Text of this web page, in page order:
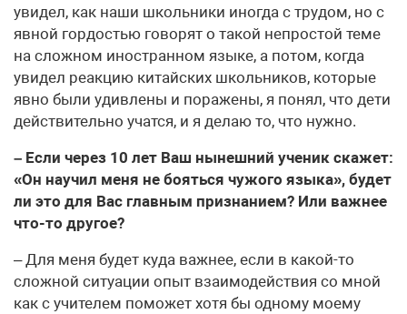
увидел, как наши школьники иногда с трудом, но с
явной гордостью говорят о такой непростой теме
на сложном иностранном языке, а потом, когда
увидел реакцию китайских школьников, которые
явно были удивлены и поражены, я понял, что дети
действительно учатся, и я делаю то, что нужно.
– Если через 10 лет Ваш нынешний ученик скажет:
«Он научил меня не бояться чужого языка», будет
ли это для Вас главным признанием? Или важнее
что-то другое?
– Для меня будет куда важнее, если в какой-то
сложной ситуации опыт взаимодействия со мной
как с учителем поможет хотя бы одному моему